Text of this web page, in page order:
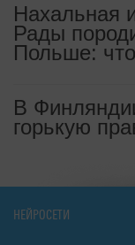
Нахальная
Рады
Польше:
В
горькую
НЕЙРОСЕТИ